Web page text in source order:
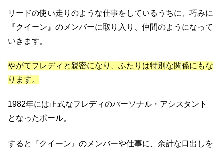
リードの使い走りのような仕事をしているうちに、巧みに
『クイーン』のメンバーに取り入り、仲間のようになって
いきます。
やがてフレディと親密になり、ふたりは特別な関係にもな
ります。
1982年には正式なフレディのパーソナル・アシスタント
となったポール。
すると『クイーン』のメンバーや仕事に、余計な口出しを